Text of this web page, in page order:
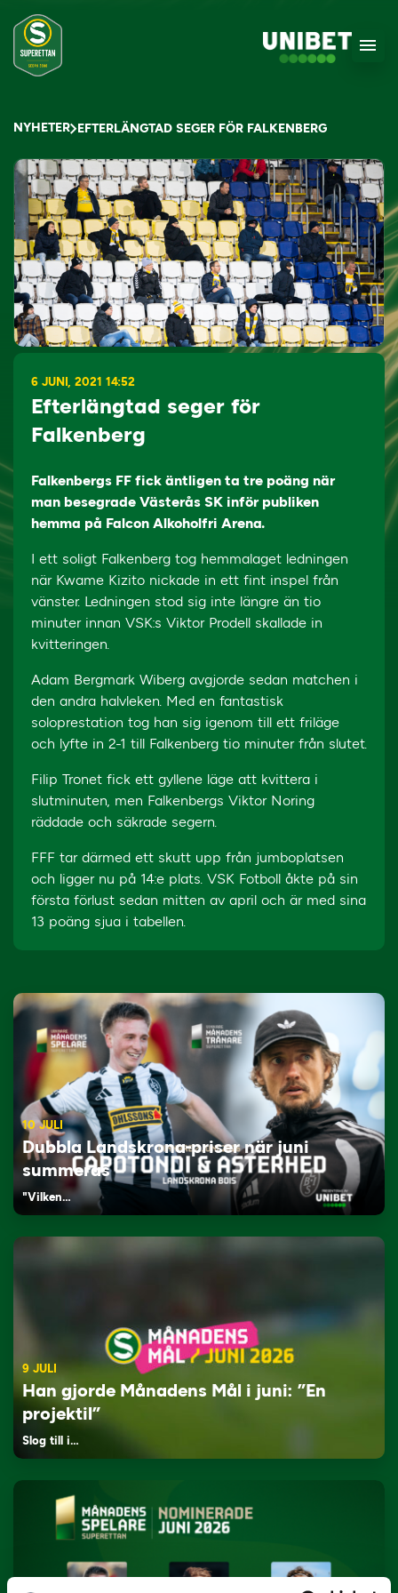
NYHETER EFTERLÄNGTAD SEGER FÖR FALKENBERG
6 JUNI, 2021 14:52
Efterlängtad seger för
Falkenberg
Falkenbergs FF fick äntligen ta tre poäng när
man besegrade Västerås SK inför publiken
hemma på Falcon Alkoholfri Arena.
I ett soligt Falkenberg tog hemmalaget ledningen
när Kwame Kizito nickade in ett fint inspel från
vänster. Ledningen stod sig inte längre än tio
minuter innan VSK:s Viktor Prodell skallade in
kvitteringen.
Adam Bergmark Wiberg avgjorde sedan matchen i
den andra halvleken. Med en fantastisk
soloprestation tog han sig igenom till ett friläge
och lyfte in 2-1 till Falkenberg tio minuter från slutet.
Filip Tronet fick ett gyllene läge att kvittera i
slutminuten, men Falkenbergs Viktor Noring
räddade och säkrade segern.
FFF tar därmed ett skutt upp från jumboplatsen
och ligger nu på 14:e plats. VSK Fotboll åkte på sin
första förlust sedan mitten av april och är med sina
13 poäng sjua i tabellen.
10 JULI
Dubbla Landskrona-priser när juni
summeras
"Vilken…
9 JULI
Han gjorde Månadens Mål i juni: ”En
projektil”
Slog till i…